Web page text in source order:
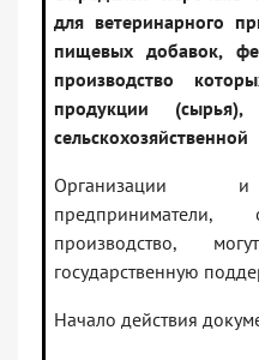
для ветеринарного
пищевых добавок,
производство
продукции
сельскохозяйственной
Организации и
предприниматели,
производство,
государственную
Начало действия